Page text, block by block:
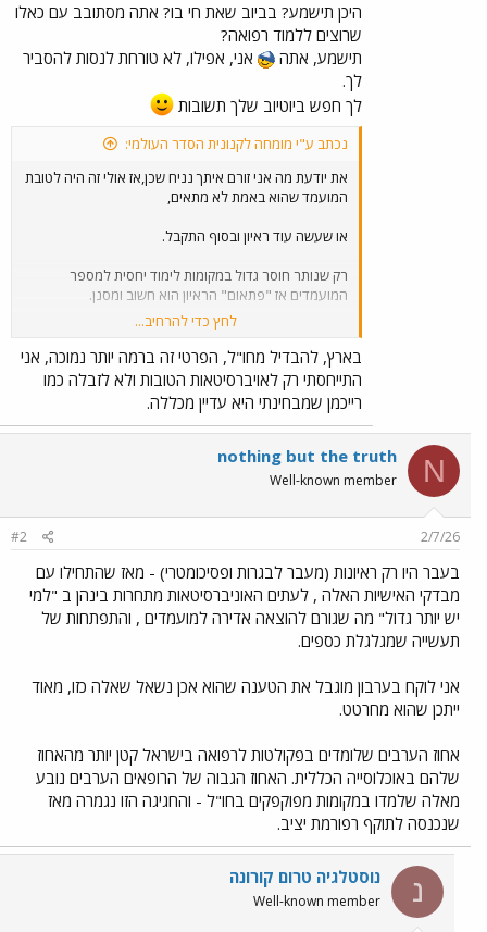
שנים,שמישהו לא התקבל לרפואה בגלל ראיון
היכן תישמע? בביוב שאת חי בו? אתה מסתובב עם כאלו
שרוצים ללמוד רפואה?
תישמע, אתה
אני, אפילו, לא טורחת לנסות להסביר
לך.
לך חפש ביוטיוב שלך תשובות
נכתב ע"י מומחה לקנונית הסדר העולמי:
את יודעת מה אני זורם איתך נניח שכן,אז אולי זה היה לטובת
המועמד שהוא באמת לא מתאים,
או שעשה עוד ראיון ובסוף התקבל.
רק שנותר חוסר גדול במקומות לימוד יחסית למספר
המועמדים אז "פתאום" הראיון הוא חשוב ומסנן.
בקיצור ראיון זה לא באמת מכשול/לא אמור להיות מכשול ל
99 אחוז מהאנשים שרוצים ללמוד רפואה.
את רומזת שאת מבינה בראיון אז תסבירי איפה אני טועה.
מה מפחידים אותם בראיון ואומרים להם כמה לא כדאי
להיות רופא,שאי אפשר לגנוב תרופות/לחלק לחברים כמו
רעיון נהדר - תהיה הצפת רופאים.
אומנם האיכות תרד אבל שום דבר לא מושלם.
עד ~16,239 ש"ח בשנה. שכר זה צמוד למדד
המחירים לצרכן.
באוניברסיטאות הפרטיות: העלויות גבוהות
משמעותית. לדוגמה, בבית הספר לרפואה של
ש"ח בשנה.
בחו"ל:תלוי במדינה. בדרך כלל המסלולים בחו"ל
לחץ כדי להרחיב...
בארץ, להבדיל מחו"ל, הפרטי זה ברמה יותר נמוכה, אני
התייחסתי רק לאויברסיטאות הטובות ולא לזבלה כמו
רייכמן שמבחינתי היא עדיין מכללה.
N
nothing but the truth
Well-known member
2/7/26
#2
בעבר היו רק ראיונות (מעבר לבגרות ופסיכומטרי) - מאז שהתחילו עם
מבדקי האישיות האלה , לעתים האוניברסיטאות מתחרות בינהן ב "למי
יש יותר גדול" מה שגורם להוצאה אדירה למועמדים , והתפתחות של
תעשייה שמגלגלת כספים.
אני לוקח בערבון מוגבל את הטענה שהוא אכן נשאל שאלה כזו, מאוד
ייתכן שהוא מחרטט.
אחוז הערבים שלומדים בפקולטות לרפואה בישראל קטן יותר מהאחוז
שלהם באוכלוסייה הכללית. האחוז הגבוה של הרופאים הערבים נובע
מאלה שלמדו במקומות מפוקפקים בחו"ל - והחגיגה הזו נגמרה מאז
שנכנסה לתוקף רפורמת יציב.
נ נוסטלגיה טרום קורונה
Well-known member